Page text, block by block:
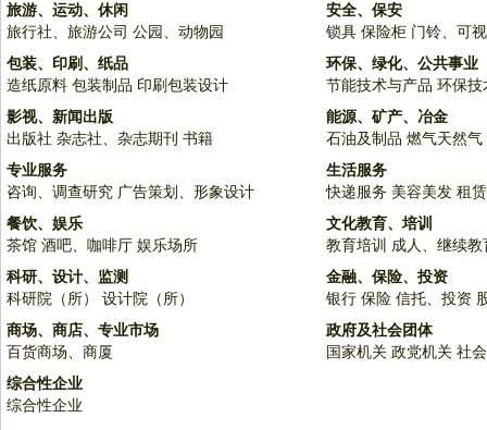
旅游、运动、休闲
旅行社、旅游公司 公园、动物园
安全、保安
锁具 保险柜 门铃、可
包装、印刷、纸品
造纸原料 包装制品 印刷包装设计
环保、绿化、公共事业
节能技术与产品 环保技
影视、新闻出版
出版社 杂志社、杂志期刊 书籍
能源、矿产、冶金
石油及制品 燃气天然气
专业服务
咨询、调查研究 广告策划、形象设计
生活服务
快递服务 美容美发 租
餐饮、娱乐
茶馆 酒吧、咖啡厅 娱乐场所
文化教育、培训
教育培训 成人、继续教
科研、设计、监测
科研院（所）
设计院（所）
金融、保险、投资
银行 保险 信托、投资
商场、商店、专业市场
百货商场、商厦
政府及社会团体
国家机关 政党机关 社
综合性企业
综合性企业